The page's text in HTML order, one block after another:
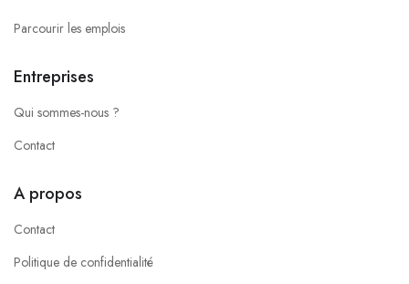
Parcourir les emplois
Entreprises
Qui sommes-nous ?
Contact
A propos
Contact
Politique de confidentialité